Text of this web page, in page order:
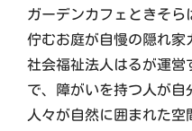
ガーデンカフェときそら
佇むお庭が自慢の隠れ家
社会福祉法人はるが運営
で、障がいを持つ人が自
人々が自然に囲まれた